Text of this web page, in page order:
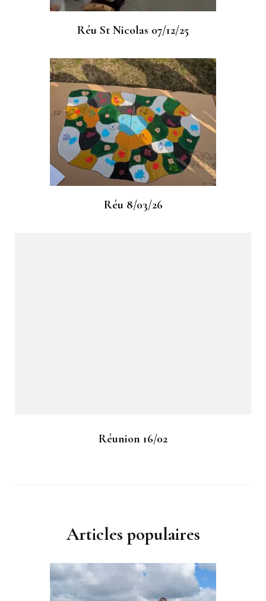
Réu St Nicolas 07/12/25
Réu 8/03/26
Réunion 16/02
Articles populaires